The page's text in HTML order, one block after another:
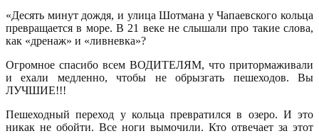
«Десять минут дождя, и улица Шотмана у Чапаевского кольца
превращается в море. В 21 веке не слышали про такие слова,
как «дренаж» и «ливневка»?
Огромное спасибо всем ВОДИТЕЛЯМ, что притормаживали
и ехали медленно, чтобы не обрызгать пешеходов. Вы
ЛУЧШИЕ!!!
Пешеходный переход у кольца превратился в озеро. И это
никак не обойти. Все ноги вымочили. Кто отвечает за этот